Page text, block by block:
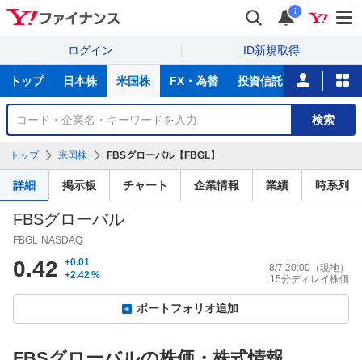
i
ログイン ID新規取得
サ
トップ 日本株 米国株 FX・為替 投資信託 ニュース
銘
検
索
検索
トップ 米国株 FBSグローバル【FBGL】
詳細 掲示板 チャート 企業情報 業績 時系列
FBSグローバル
FBGL NASDAQ
0.42
+0.01
+2.42%
8/7 20:00 （現地）
15分ディレイ株価
ポートフォリオ追加